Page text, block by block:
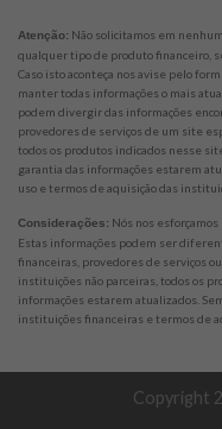
Atenção: Não solicitamos em
qualquer tipo de produto financeiro,
Caso isto aconteça nos avise pelo
manter todas informações o mais
podem divergir das informações
provedores de serviços de um site
todos os produtos indicados nesse
garantia das informações estarem
uso e termos de aquisição das
Considerações: Nós nos
Estas informações podem ser
financeiras, provedores de serviços
instituições não parceiras, todos os
informações estarem atualizados.
instituições financeiras e termos de
Copyright